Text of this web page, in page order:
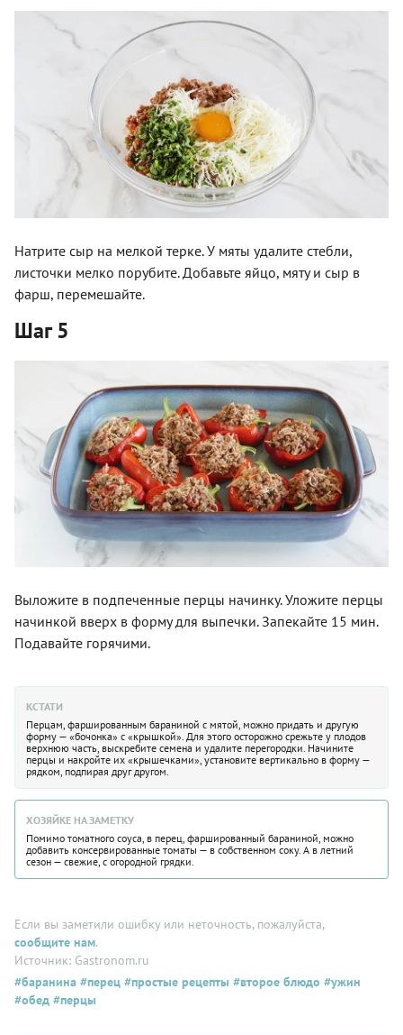
Натрите сыр на мелкой терке. У мяты удалите стебли,
листочки мелко порубите. Добавьте яйцо, мяту и сыр в
фарш, перемешайте.
Шаг 5
Выложите в подпеченные перцы начинку. Уложите перцы
начинкой вверх в форму для выпечки. Запекайте 15 мин.
Подавайте горячими.
КСТАТИ
Перцам, фаршированным бараниной с мятой, можно придать и другую
форму — «бочонка» с «крышкой». Для этого осторожно срежьте у плодов
верхнюю часть, выскребите семена и удалите перегородки. Начините
перцы и накройте их «крышечками», установите вертикально в форму —
рядком, подпирая друг другом.
ХОЗЯЙКЕ НА ЗАМЕТКУ
Помимо томатного соуса, в перец, фаршированный бараниной, можно
добавить консервированные томаты — в собственном соку. А в летний
сезон — свежие, с огородной грядки.
Если вы заметили ошибку или неточность, пожалуйста,
сообщите нам.
Источник: Gastronom.ru
#баранина #перец #простые рецепты #второе блюдо #ужин
#обед #перцы